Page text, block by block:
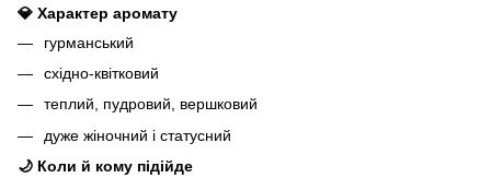
💎 Характер аромату
гурманський
східно‑квітковий
теплий, пудровий, вершковий
дуже жіночний і статусний
🌙 Коли й кому підійде